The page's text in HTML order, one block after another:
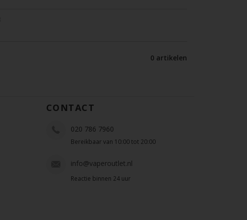
0 artikelen
CONTACT
020 786 7960
Bereikbaar van 10:00 tot 20:00
info@vaperoutlet.nl
Reactie binnen 24 uur